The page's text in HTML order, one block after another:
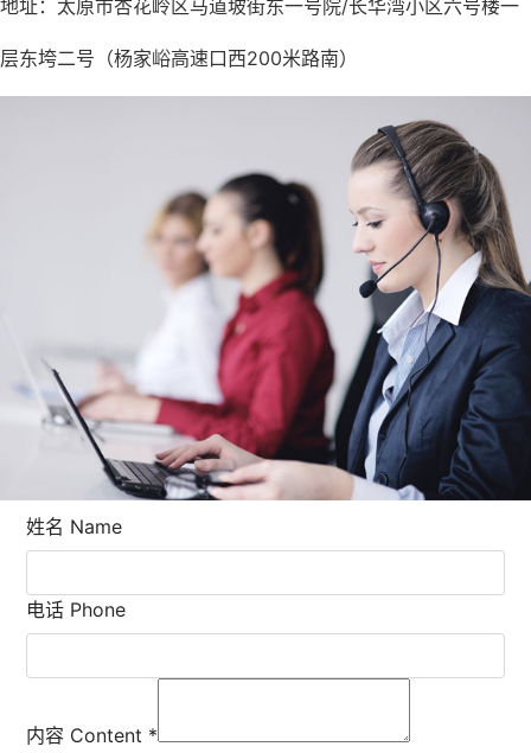
地址：太原市杏花岭区马道坡街东一号院/长华湾小区六号楼一
层东垮二号（杨家峪高速口西200米路南）
姓名 Name
电话 Phone
内容 Content *